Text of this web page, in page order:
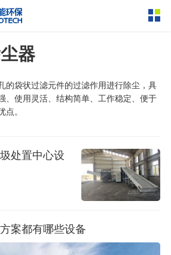
撕碎设备
四轴撕碎机 液压粗碎机
粉碎设备
鼓式粉碎机
通用型粉碎机
颚式破碎机
圆锥破碎机
重型锤式破碎机 移动式破碎站
RDF成型机
成套机组
封闭式破碎系统 废轮胎热解系统
器
的袋状过滤元件的过滤作用进行除尘，具
、使用灵活、结构简单、工作稳定、便于
点。
处置中心设
案都有哪些设备